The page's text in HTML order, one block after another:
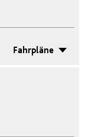
Fahrpläne